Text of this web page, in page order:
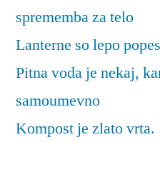
sprememba za telo
Lanterne so lepo
Pitna voda je nekaj,
samoumevno
Kompost je zlato vrta.